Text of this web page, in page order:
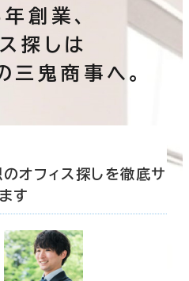
創業、
探しは
三鬼商事へ。
オフィス探しを徹底サ
す